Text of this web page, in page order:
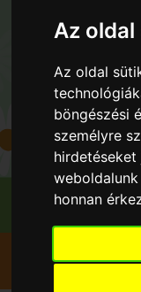
Az
Az oldal
böngészési
személyre
hirdetéseket
honnan
Povázsayné